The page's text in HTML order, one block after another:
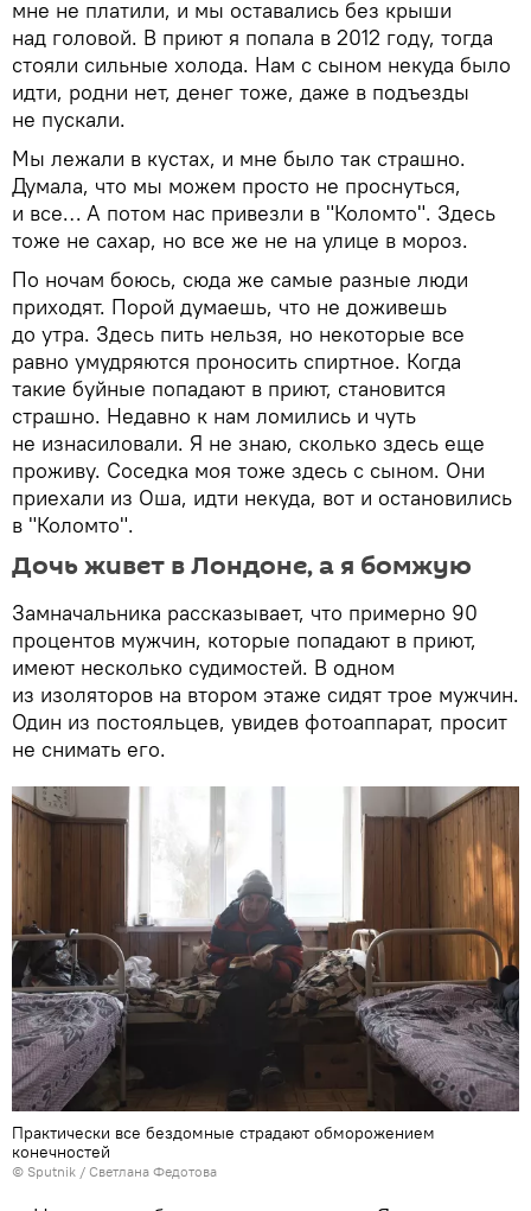
мне не платили, и мы оставались без крыши
над головой. В приют я попала в 2012 году, тогда
стояли сильные холода. Нам с сыном некуда было
идти, родни нет, денег тоже, даже в подъезды
не пускали.
Мы лежали в кустах, и мне было так страшно.
Думала, что мы можем просто не проснуться,
и все… А потом нас привезли в "Коломто". Здесь
тоже не сахар, но все же не на улице в мороз.
По ночам боюсь, сюда же самые разные люди
приходят. Порой думаешь, что не доживешь
до утра. Здесь пить нельзя, но некоторые все
равно умудряются проносить спиртное. Когда
такие буйные попадают в приют, становится
страшно. Недавно к нам ломились и чуть
не изнасиловали. Я не знаю, сколько здесь еще
проживу. Соседка моя тоже здесь с сыном. Они
приехали из Оша, идти некуда, вот и остановились
в "Коломто".
Дочь живет в Лондоне, а я бомжую
Замначальника рассказывает, что примерно 90
процентов мужчин, которые попадают в приют,
имеют несколько судимостей. В одном
из изоляторов на втором этаже сидят трое мужчин.
Один из постояльцев, увидев фотоаппарат, просит
не снимать его.
Практически все бездомные страдают обморожением
конечностей
© Sputnik / Светлана Федотова